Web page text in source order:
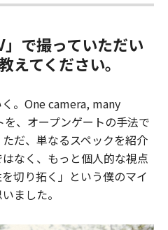
で撮っていただい
えてください。
く。One camera, many
、オープンゲートの手法で
だ、単なるスペックを紹介
なく、もっと個人的な視点
切り拓く」という僕のマイ
ました。